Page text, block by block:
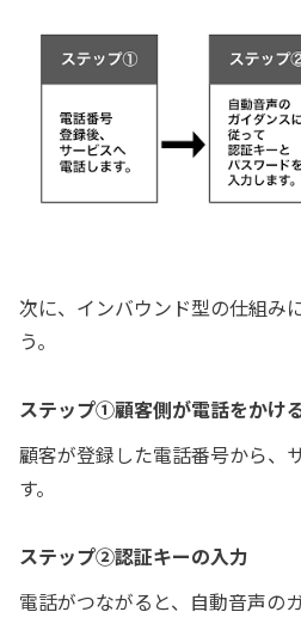
次に、インバウンド型の仕組み
う。
ステップ①顧客側が電話をかけ
顧客が登録した電話番号から、
す。
ステップ②認証キーの入力
電話がつながると、自動音声の